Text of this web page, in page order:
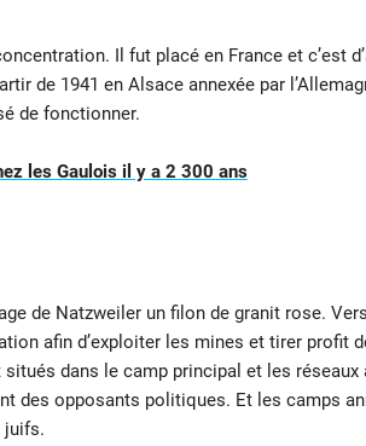
Il fut placé en France et c’est
de 1941 en Alsace annexée par
de fonctionner.
les Gaulois il y a 2 300 ans
de Natzweiler un filon de granit rose.
afin d’exploiter les mines et tirer profit
dans le camp principal et les réseaux
des opposants politiques. Et les camps
juifs.